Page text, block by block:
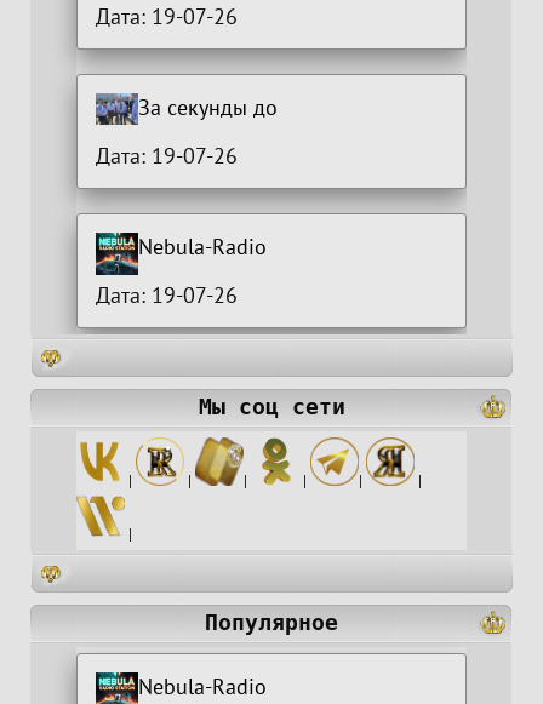
Дата: 19-07-26
За секунды до
Дата: 19-07-26
Nebula-Radio
Дата: 19-07-26
Мы соц сети
| | | | | |
|
Популярное
Nebula-Radio